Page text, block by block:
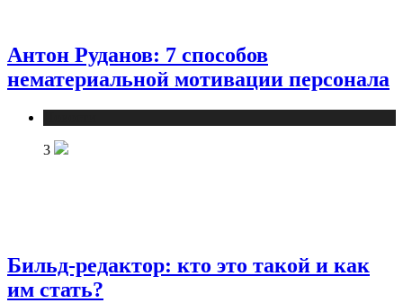
Антон Руданов: 7 способов
нематериальной мотивации персонала
3
Бильд-редактор: кто это такой и как
им стать?